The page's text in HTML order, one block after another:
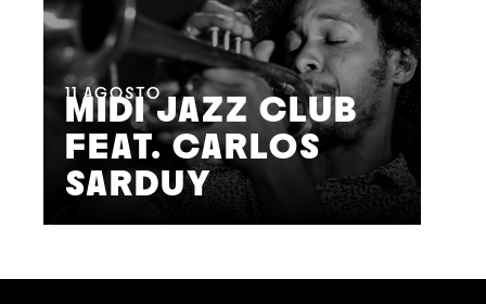
11 AGOSTO
MIDI JAZZ CLUB
FEAT. CARLOS
SARDUY